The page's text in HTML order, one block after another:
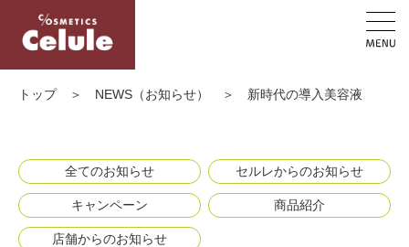
トップ＞ NEWS（お知らせ） ＞ 新時代の導入美容液
全てのお知らせ セルレからのお知らせ
キャンペーン 商品紹介
店舗からのお知らせ